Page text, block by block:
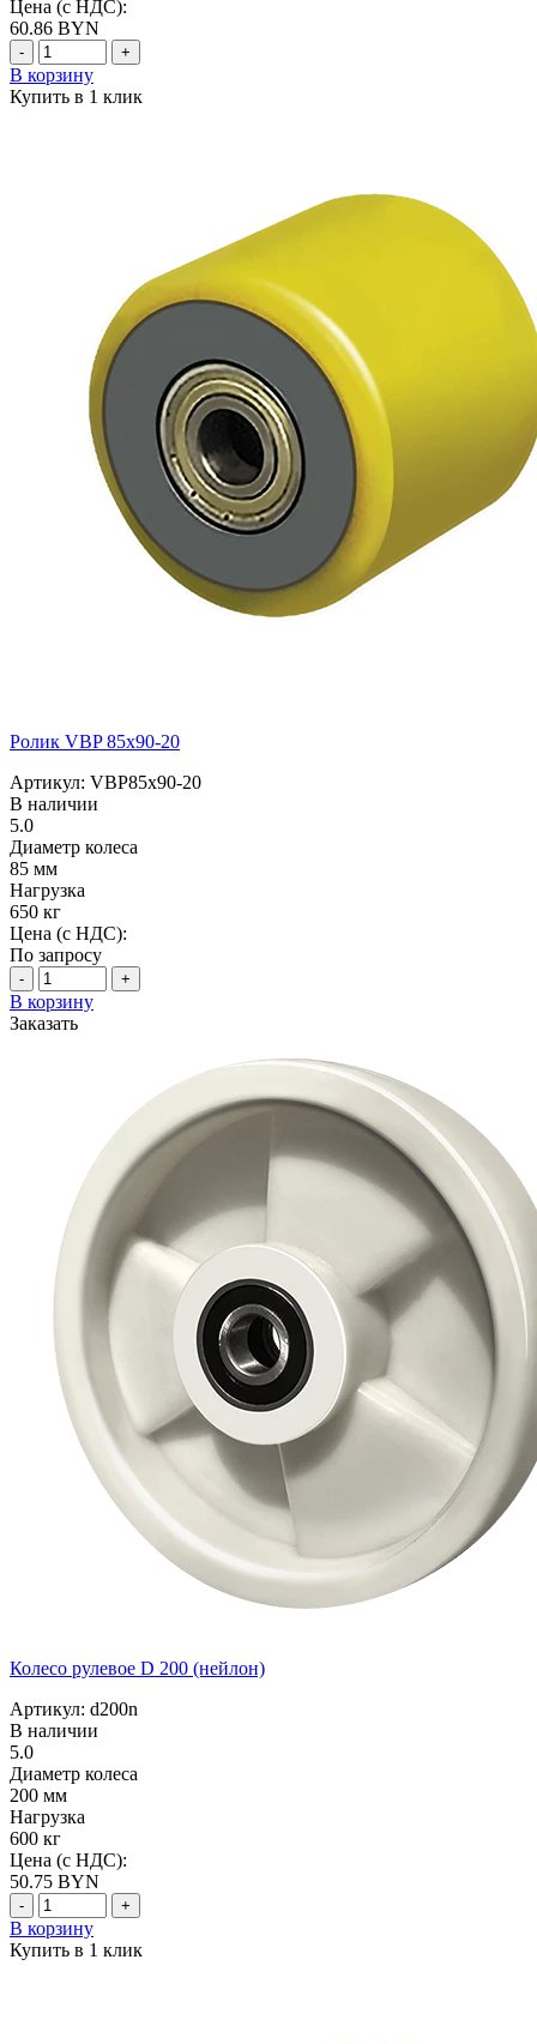
Цена (с НДС):
60.86 BYN
- +
В корзину
Купить в 1 клик
Ролик VBP 85x90-20
Артикул: VBP85x90-20
В наличии
5.0
Диаметр колеса
85 мм
Нагрузка
650 кг
Цена (с НДС):
По запросу
- +
В корзину
Заказать
Колесо рулевое D 200 (нейлон)
Артикул: d200n
В наличии
5.0
Диаметр колеса
200 мм
Нагрузка
600 кг
Цена (с НДС):
50.75 BYN
- +
В корзину
Купить в 1 клик